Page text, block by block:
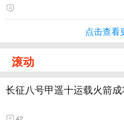
点击查看
滚动
长征八号甲遥十运载火箭